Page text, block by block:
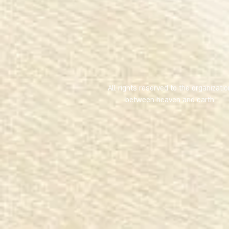
All rights reserved to the
between heaven and earth